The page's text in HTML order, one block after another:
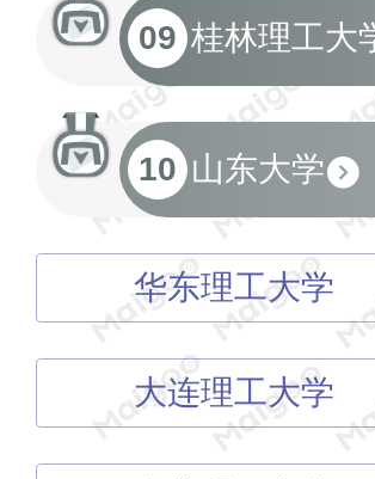
09 桂林理工大
10 山东大学
华东理工大学
大连理工大学